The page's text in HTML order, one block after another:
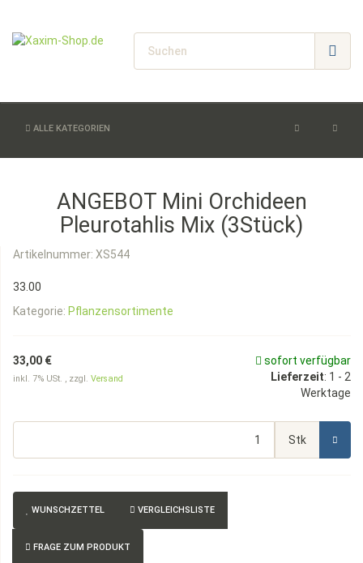
ALLE KATEGORIEN
ANGEBOT Mini Orchideen
Pleurotahlis Mix (3Stück)
Artikelnummer: XS544
33.00
Kategorie: Pflanzensortimente
33,00 €
inkl. 7% USt. , zzgl. Versand
sofort verfügbar
Lieferzeit: 1 - 2
Werktage
Stk
WUNSCHZETTEL VERGLEICHSLISTE
FRAGE ZUM PRODUKT